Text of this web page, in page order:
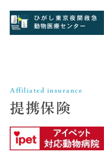
Affiliated insurance
提携保険